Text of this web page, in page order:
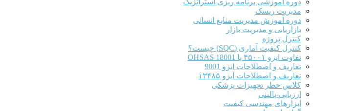
مدیریت ریسک
دوره آموزش مدیریت منابع انسانی
بازاریابی و مدیریت بازار
کنترل پروژه
کنترل کیفیت آماری (SQC) چیست؟
تفاوت ایزو ۴۵۰۰۱ با OHSAS 18001
تعاریف و اصطلاحات ایزو 9001
تعاریف و اصطلاحات ایزو ۱۳۴۸۵
کلاس خطر تجهیزات پزشکی
ارزیابی-بالینی
ابزارهای مهندسی کیفیت